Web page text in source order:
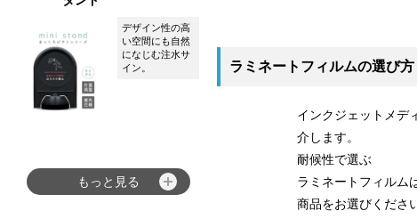
ラミネートフィルムの選び方
インクジェットメデ
介します。
耐候性で選ぶ
ラミネートフィルム
商品をお選びくださ
デザイン性の高
い空間にも自然
になじむ注水サ
イン。
もっと見る